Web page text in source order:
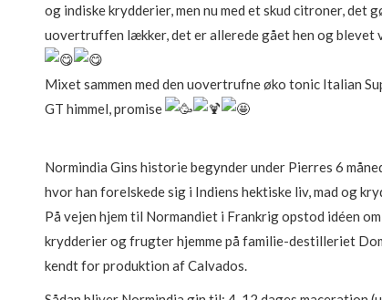
og indiske krydderier, men nu med et skud citroner, det
uovertruffen lækker, det er allerede gået hen og blevet
Mixet sammen med den uovertrufne øko tonic Italian
GT himmel, promise
Normindia Gins historie begynder under Pierres 6
hvor han forelskede sig i Indiens hektiske liv, mad og
På vejen hjem til Normandiet i Frankrig opstod idéen
krydderier og frugter hjemme på familie-destilleriet
kendt for produktion af Calvados.